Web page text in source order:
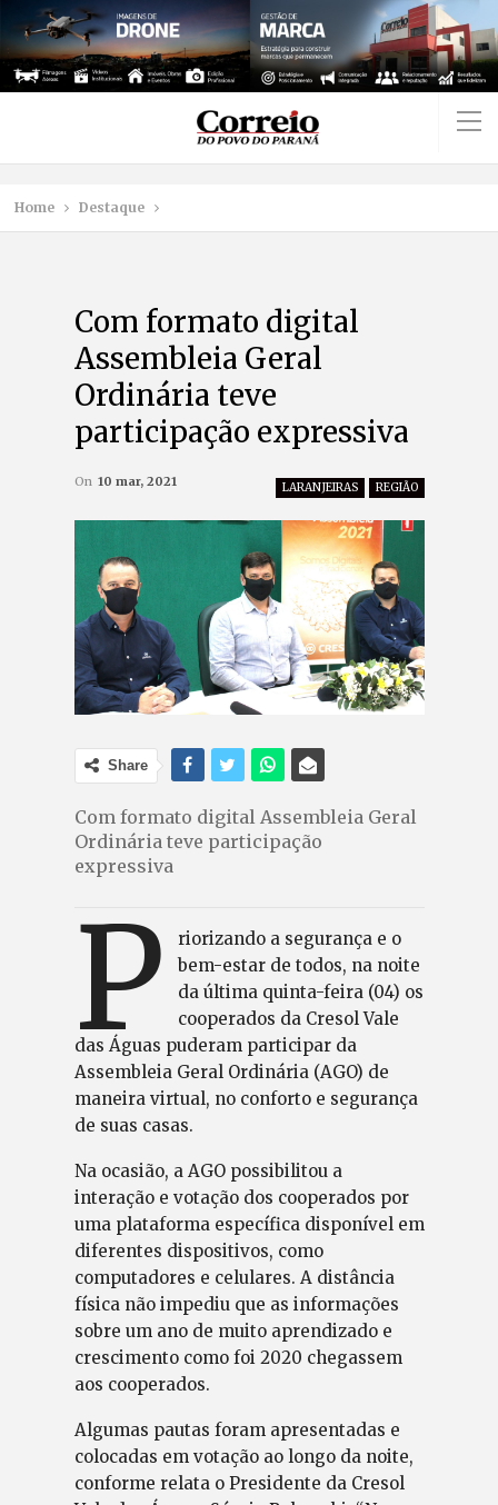
Home Destaque
Com formato digital
Assembleia Geral
Ordinária teve
participação expressiva
LARANJEIRAS REGIÃO
On 10 mar, 2021
Share
Com formato digital Assembleia Geral
Ordinária teve participação
expressiva
P
riorizando a segurança e o
bem-estar de todos, na noite
da última quinta-feira (04) os
cooperados da Cresol Vale
das Águas puderam participar da
Assembleia Geral Ordinária (AGO) de
maneira virtual, no conforto e segurança
de suas casas.
Na ocasião, a AGO possibilitou a
interação e votação dos cooperados por
uma plataforma específica disponível em
diferentes dispositivos, como
computadores e celulares. A distância
física não impediu que as informações
sobre um ano de muito aprendizado e
crescimento como foi 2020 chegassem
aos cooperados.
Algumas pautas foram apresentadas e
colocadas em votação ao longo da noite,
conforme relata o Presidente da Cresol